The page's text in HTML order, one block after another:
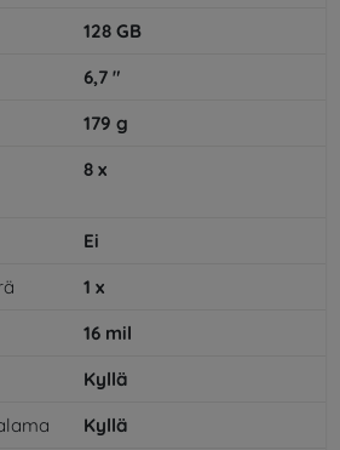
128 GB
6,7 "
179 g
8 x
Ei
1 x
16 mil
Kyllä
Kyllä